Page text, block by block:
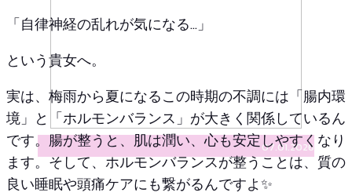
07.01.2026
「自律神経の乱れが気になる…」
という貴女へ。
実は、梅雨から夏になるこの時期の不調には「腸内環
境」と「ホルモンバランス」が大きく関係しているん
です。腸が整うと、肌は潤い、心も安定しやすくなり
ます。そして、ホルモンバランスが整うことは、質の
良い睡眠や頭痛ケアにも繋がるんですよ✨